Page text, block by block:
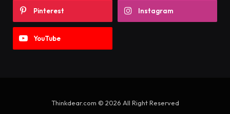
Pinterest Instagram
YouTube
Thinkdear.com © 2026 All Right Reserved